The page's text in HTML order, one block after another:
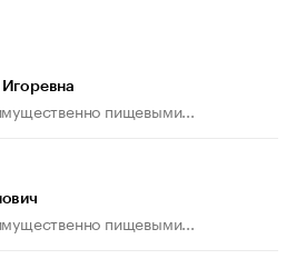
пищевыми...
пищевыми...